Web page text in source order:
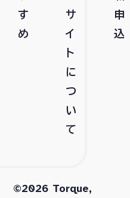
す
め
サ
イ
ト
に
つ
い
て
申
込
©2026 Torque,